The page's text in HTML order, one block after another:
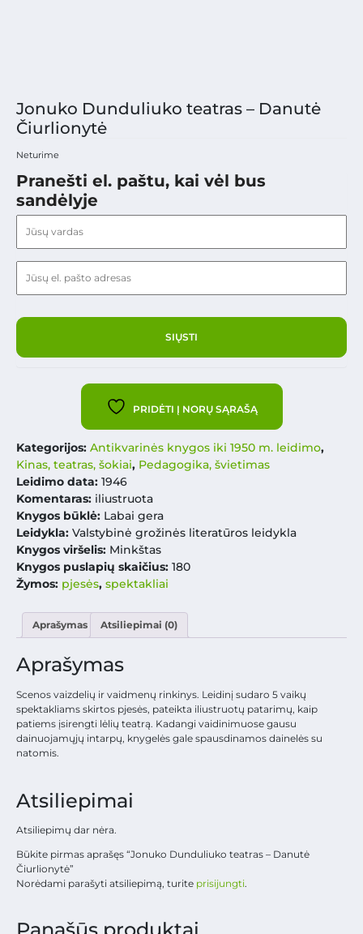
Jonuko Dunduliuko teatras – Danutė
Čiurlionytė
Neturime
Pranešti el. paštu, kai vėl bus
sandėlyje
PRIDĖTI Į NORŲ SĄRAŠĄ
Kategorijos: Antikvarinės knygos iki 1950 m. leidimo,
Kinas, teatras, šokiai, Pedagogika, švietimas
Leidimo data: 1946
Komentaras: iliustruota
Knygos būklė: Labai gera
Leidykla: Valstybinė grožinės literatūros leidykla
Knygos viršelis: Minkštas
Knygos puslapių skaičius: 180
Žymos: pjesės, spektakliai
Aprašymas Atsiliepimai (0)
Aprašymas
Scenos vaizdelių ir vaidmenų rinkinys. Leidinį sudaro 5 vaikų
spektakliams skirtos pjesės, pateikta iliustruotų patarimų, kaip
patiems įsirengti lėlių teatrą. Kadangi vaidinimuose gausu
dainuojamųjų intarpų, knygelės gale spausdinamos dainelės su
natomis.
Atsiliepimai
Atsiliepimų dar nėra.
Būkite pirmas aprašęs “Jonuko Dunduliuko teatras – Danutė
Čiurlionytė”
Norėdami parašyti atsiliepimą, turite prisijungti.